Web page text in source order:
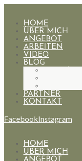
HOME
ÜBER MICH
ANGEBOT
ARBEITEN
VIDEO
BLOG
PARTNER
KONTAKT
FacebookInstagram
HOME
ÜBER MICH